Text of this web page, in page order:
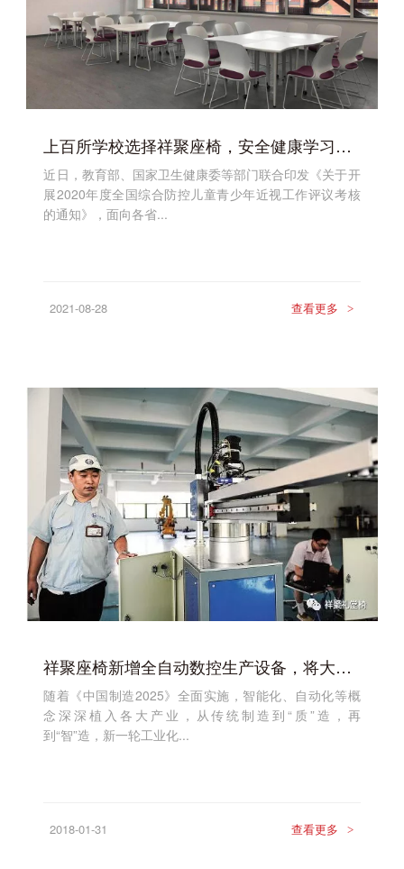
上百所学校选择祥聚座椅，安全健康学习环境，助力开学季
近日，教育部、国家卫生健康委等部门联合印发《关于开
展2020年度全国综合防控儿童青少年近视工作评议考核
的通知》，面向各省...
2021-08-28 查看更多 >
祥聚座椅新增全自动数控生产设备，将大幅提升设备产品产能
随着《中国制造2025》全面实施，智能化、自动化等概
念深深植入各大产业，从传统制造到“质”造，再
到“智”造，新一轮工业化...
2018-01-31 查看更多 >